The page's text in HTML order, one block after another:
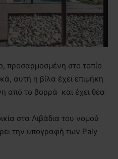
προσαρμοσμένη στο τοπίο
αυτή η βίλα έχει επιμήκη
από το βορρά και έχει θέα
στα Λιβάδια του νομού
την υπογραφή των Paly